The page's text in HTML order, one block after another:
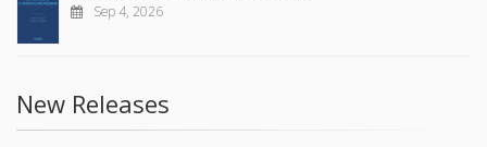
Sep 4, 2026
New Releases